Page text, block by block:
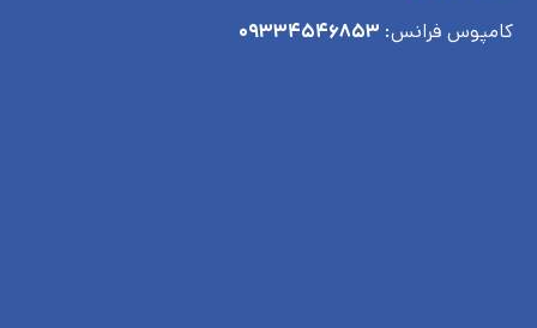
کامپوس فرانس: ۰۹۳۳۴۵۴۶۸۵۳